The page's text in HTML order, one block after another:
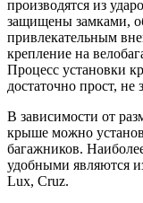
производятся из
защищены замками,
привлекательным
крепление на
Процесс установки
достаточно прост,
В зависимости от
крыше можно
багажников.
удобными являются
Lux, Cruz.